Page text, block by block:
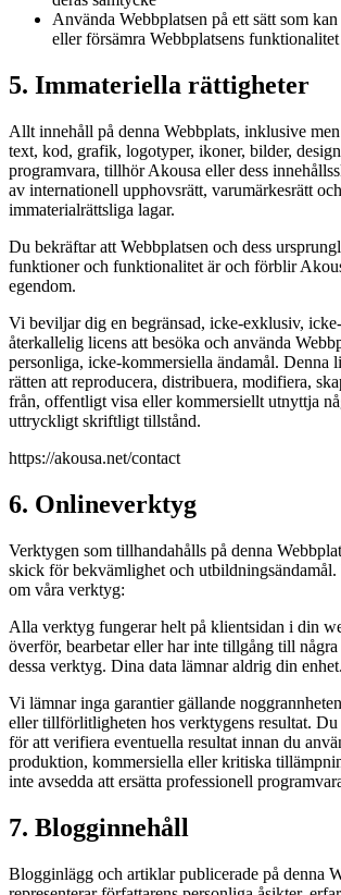
Använda Webbplatsen på ett sätt som
eller försämra Webbplatsens funktionalitet
5. Immateriella rättigheter
Allt innehåll på denna Webbplats, inklusive
text, kod, grafik, logotyper, ikoner, bilder,
programvara, tillhör Akousa eller dess
av internationell upphovsrätt, varumärkesrätt
immaterialrättsliga lagar.
Du bekräftar att Webbplatsen och dess
funktioner och funktionalitet är och förblir
egendom.
Vi beviljar dig en begränsad, icke-exklusiv,
återkallelig licens att besöka och använda
personliga, icke-kommersiella ändamål. Denna
rätten att reproducera, distribuera, modifiera,
från, offentligt visa eller kommersiellt utnyttja
uttryckligt skriftligt tillstånd.
https://akousa.net/contact
6. Onlineverktyg
Verktygen som tillhandahålls på denna
skick för bekvämlighet och
om våra verktyg:
Alla verktyg fungerar helt på klientsidan i din
överför, bearbetar eller har inte tillgång till några
dessa verktyg. Dina data lämnar aldrig din enhet.
Vi lämnar inga garantier gällande
eller tillförlitligheten hos verktygens resultat. Du
för att verifiera eventuella resultat innan du
produktion, kommersiella eller kritiska
inte avsedda att ersätta professionell
7. Blogginnehåll
Blogginlägg och artiklar publicerade på denna